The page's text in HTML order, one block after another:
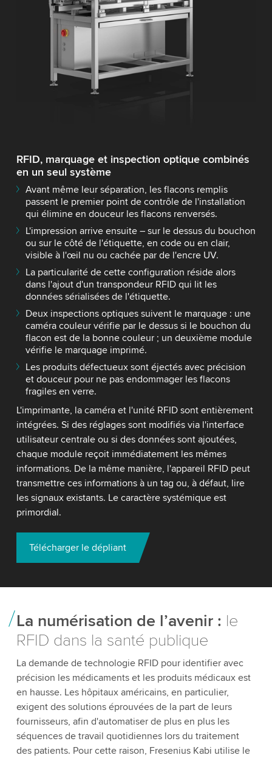
RFID, marquage et inspection optique combinés
en un seul système
Avant même leur séparation, les flacons remplis
passent le premier point de contrôle de l'installation
qui élimine en douceur les flacons renversés.
L'impression arrive ensuite – sur le dessus du bouchon
ou sur le côté de l'étiquette, en code ou en clair,
visible à l'œil nu ou cachée par de l'encre UV.
La particularité de cette configuration réside alors
dans l'ajout d'un transpondeur RFID qui lit les
données sérialisées de l'étiquette.
Deux inspections optiques suivent le marquage : une
caméra couleur vérifie par le dessus si le bouchon du
flacon est de la bonne couleur ; un deuxième module
vérifie le marquage imprimé.
Les produits défectueux sont éjectés avec précision
et douceur pour ne pas endommager les flacons
fragiles en verre.
L'imprimante, la caméra et l'unité RFID sont entièrement
intégrées. Si des réglages sont modifiés via l'interface
utilisateur centrale ou si des données sont ajoutées,
chaque module reçoit immédiatement les mêmes
informations. De la même manière, l'appareil RFID peut
transmettre ces informations à un tag ou, à défaut, lire
les signaux existants. Le caractère systémique est
primordial.
Télécharger le dépliant
La numérisation de l’avenir : le
RFID dans la santé publique
La demande de technologie RFID pour identifier avec
précision les médicaments et les produits médicaux est
en hausse. Les hôpitaux américains, en particulier,
exigent des solutions éprouvées de la part de leurs
fournisseurs, afin d'automatiser de plus en plus les
séquences de travail quotidiennes lors du traitement
des patients. Pour cette raison, Fresenius Kabi utilise le